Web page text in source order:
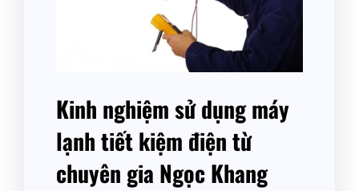
Kinh nghiệm sử dụng máy
lạnh tiết kiệm điện từ
chuyên gia Ngọc Khang